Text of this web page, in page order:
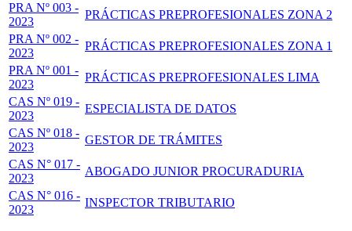
PRA Nº 003 -
2023
PRÁCTICAS PREPROFESIONALES ZONA 2
PRA Nº 002 -
2023
PRÁCTICAS PREPROFESIONALES ZONA 1
PRA Nº 001 -
2023
PRÁCTICAS PREPROFESIONALES LIMA
CAS Nº 019 -
2023
ESPECIALISTA DE DATOS
CAS Nº 018 -
2023
GESTOR DE TRÁMITES
CAS N° 017 -
2023
ABOGADO JUNIOR PROCURADURIA
CAS N° 016 -
2023
INSPECTOR TRIBUTARIO